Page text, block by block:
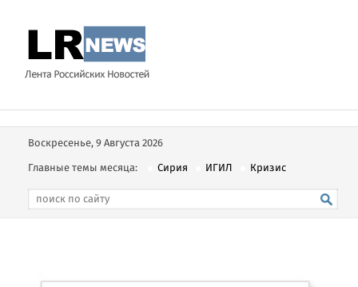
Воскресенье, 9 Августа 2026
Главные темы месяца:
Сирия ИГИЛ Кризис